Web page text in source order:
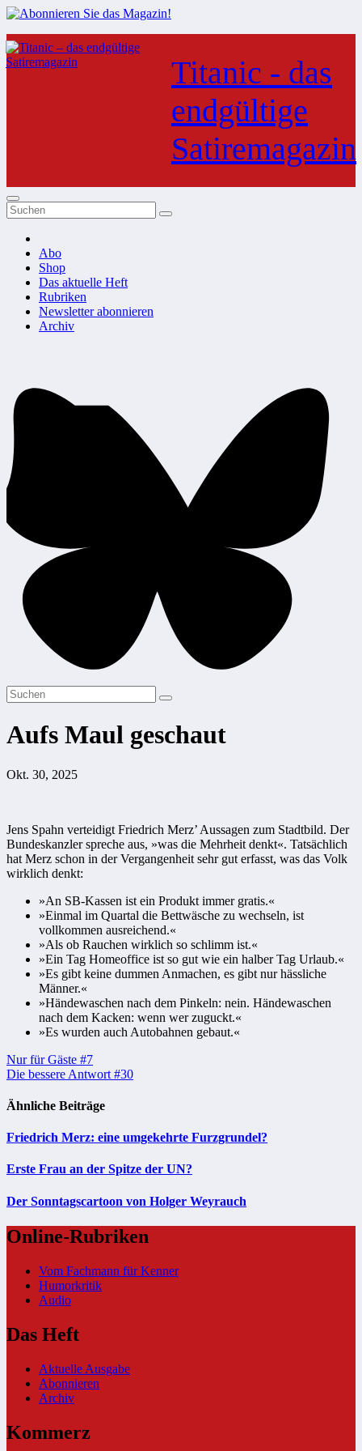
Zum
Inhalt
springen
Titanic - das
endgültige
Satiremagazin
Abo
Shop
Das aktuelle Heft
Rubriken
Newsletter abonnieren
Archiv
Aufs Maul geschaut
Okt. 30, 2025
Jens Spahn verteidigt Friedrich Merz’ Aussagen zum Stadtbild. Der
Bundeskanzler spreche aus, »was die Mehrheit denkt«. Tatsächlich
hat Merz schon in der Vergangenheit sehr gut erfasst, was das Volk
wirklich denkt:
»An SB-Kassen ist ein Produkt immer gratis.«
»Einmal im Quartal die Bettwäsche zu wechseln, ist
vollkommen ausreichend.«
»Als ob Rauchen wirklich so schlimm ist.«
»Ein Tag Homeoffice ist so gut wie ein halber Tag Urlaub.«
»Es gibt keine dummen Anmachen, es gibt nur hässliche
Männer.«
»Händewaschen nach dem Pinkeln: nein. Händewaschen
nach dem Kacken: wenn wer zuguckt.«
»Es wurden auch Autobahnen gebaut.«
Beitragsnavigation
Nur für Gäste #7
Die bessere Antwort #30
Ähnliche Beiträge
Friedrich Merz: eine umgekehrte Furzgrundel?
Erste Frau an der Spitze der UN?
Der Sonntagscartoon von Holger Weyrauch
Online-Rubriken
Vom Fachmann für Kenner
Humorkritik
Audio
Das Heft
Aktuelle Ausgabe
Abonnieren
Archiv
Kommerz